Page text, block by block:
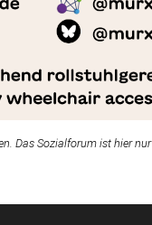
Das Sozialforum ist hier